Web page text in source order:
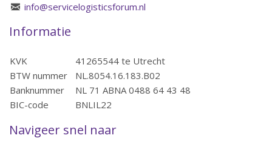
info@servicelogisticsforum.nl
Informatie
KVK
41265544 te Utrecht
BTW nummer
NL.8054.16.183.B02
Banknummer
NL 71 ABNA 0488 64 43 48
BIC-code
BNLIL22
Navigeer snel naar